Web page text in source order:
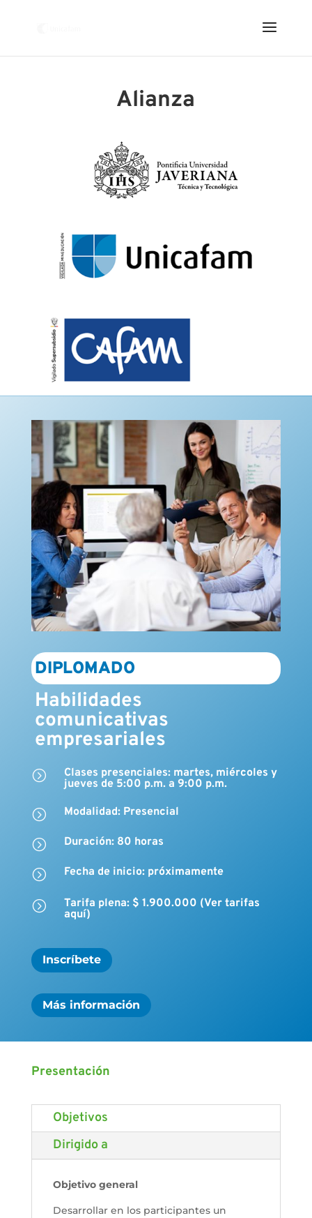
Alianza
DIPLOMADO
Habilidades
comunicativas
empresariales
=
Clases presenciales: martes, miércoles y
jueves de 5:00 p.m. a 9:00 p.m.
= Modalidad: Presencial
= Duración: 80 horas
= Fecha de inicio: próximamente
=
Tarifa plena: $ 1.900.000 (Ver tarifas
aquí)
Inscríbete
Más información
Presentación
Objetivos
Dirigido a
Objetivo general
Desarrollar en los participantes un